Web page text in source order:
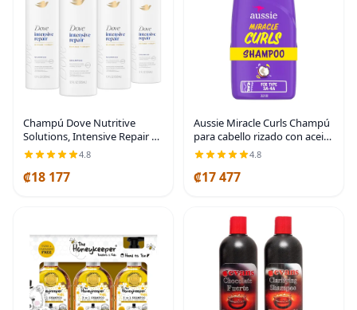
Champú Dove Nutritive
Solutions, Intensive Repair 12
oz (Paquete de 4)
4.8
₡18 177
Aussie Miracle Curls Champú
para cabello rizado con aceite
de coco, sin parabenos, 26.2
onzas líquidas
4.8
₡17 477